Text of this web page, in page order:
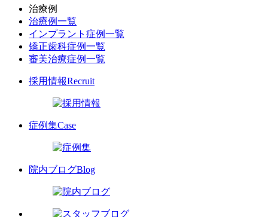
治療例
治療例一覧
インプラント症例一覧
矯正歯科症例一覧
審美治療症例一覧
採用情報Recruit
症例集Case
院内ブログBlog